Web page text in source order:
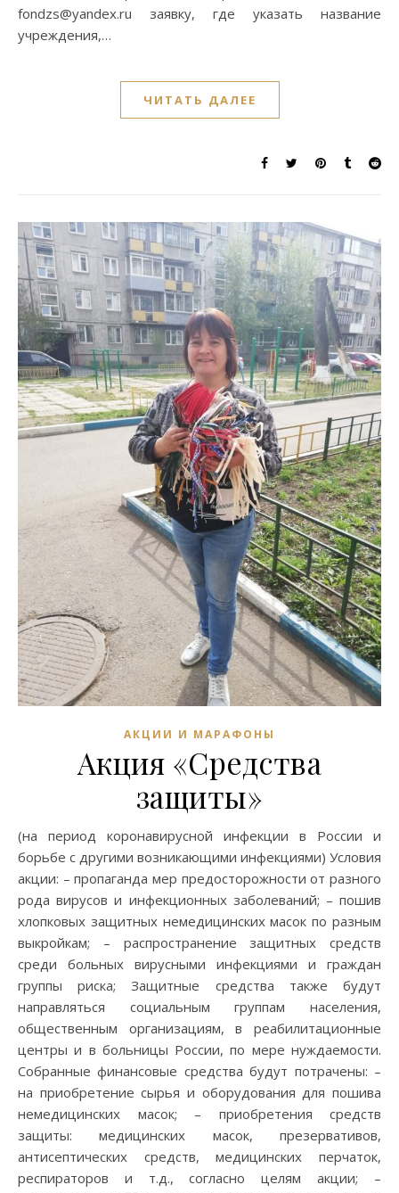
fondzs@yandex.ru заявку, где указать название
учреждения,…
ЧИТАТЬ ДАЛЕЕ
АКЦИИ И МАРАФОНЫ
Акция «Средства
защиты»
(на период коронавирусной инфекции в России и
борьбе с другими возникающими инфекциями) Условия
акции: – пропаганда мер предосторожности от разного
рода вирусов и инфекционных заболеваний; – пошив
хлопковых защитных немедицинских масок по разным
выкройкам; – распространение защитных средств
среди больных вирусными инфекциями и граждан
группы риска; Защитные средства также будут
направляться социальным группам населения,
общественным организациям, в реабилитационные
центры и в больницы России, по мере нуждаемости.
Собранные финансовые средства будут потрачены: –
на приобретение сырья и оборудования для пошива
немедицинских масок; – приобретения средств
защиты: медицинских масок, презервативов,
антисептических средств, медицинских перчаток,
респираторов и т.д., согласно целям акции; –